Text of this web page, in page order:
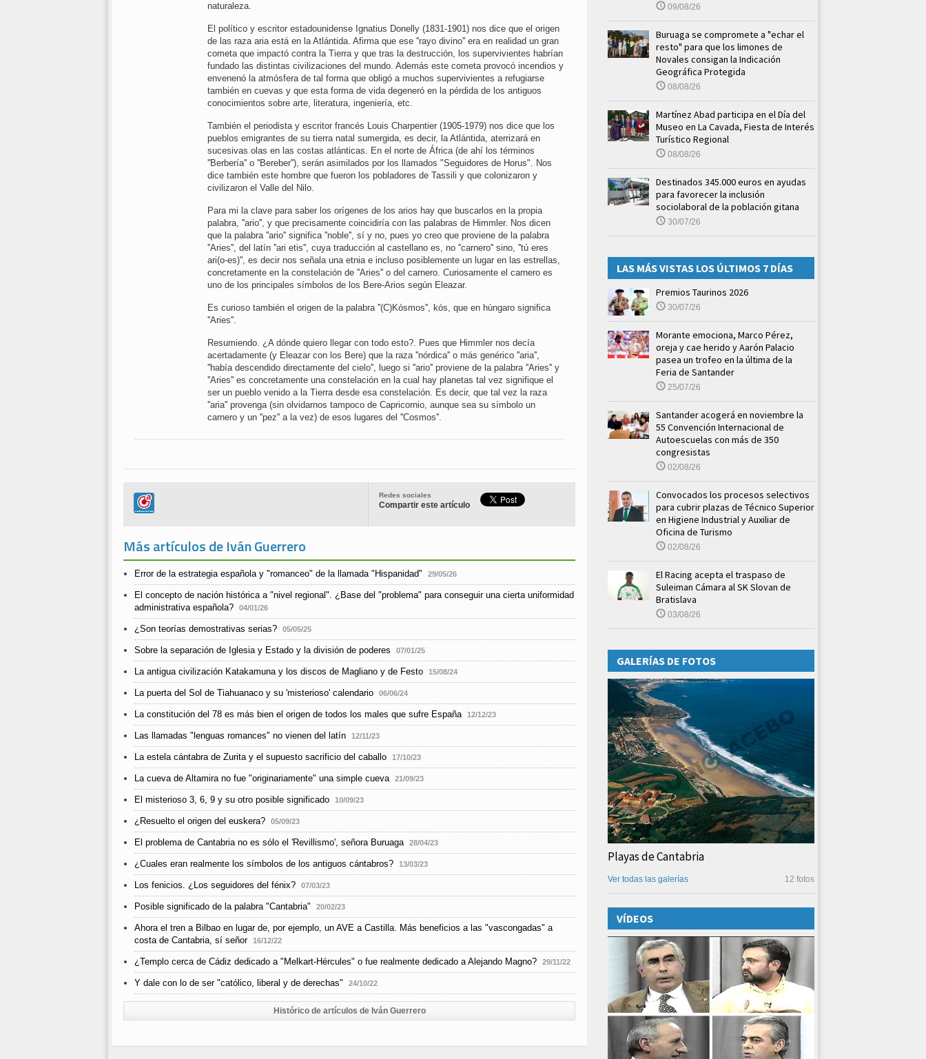
naturaleza.
El político y escritor estadounidense Ignatius Donelly (1831-1901) nos dice que el origen
de las raza aria está en la Atlántida. Afirma que ese ''rayo divino'' era en realidad un gran
cometa que impactó contra la Tierra y que tras la destrucción, los supervivientes habrían
fundado las distintas civilizaciones del mundo. Además este cometa provocó incendios y
envenenó la atmósfera de tal forma que obligó a muchos supervivientes a refugiarse
también en cuevas y que esta forma de vida degeneró en la pérdida de los antiguos
conocimientos sobre arte, literatura, ingeniería, etc.
También el periodista y escritor francés Louis Charpentier (1905-1979) nos dice que los
pueblos emigrantes de su tierra natal sumergida, es decir, la Atlántida, aterrizará en
sucesivas olas en las costas atlánticas. En el norte de África (de ahí los términos
''Berbería'' o ''Bereber''), serán asimilados por los llamados "Seguidores de Horus". Nos
dice también este hombre que fueron los pobladores de Tassili y que colonizaron y
civilizaron el Valle del Nilo.
Para mi la clave para saber los orígenes de los arios hay que buscarlos en la propia
palabra, ''ario'', y que precisamente coincidiría con las palabras de Himmler. Nos dicen
que la palabra ''ario'' significa ''noble'', sí y no, pues yo creo que proviene de la palabra
''Aries'', del latín ''ari etis'', cuya traducción al castellano es, no ''carnero'' sino, ''tú eres
ari(o-es)'', es decir nos señala una etnia e incluso posiblemente un lugar en las estrellas,
concretamente en la constelación de ''Aries'' o del carnero. Curiosamente el carnero es
uno de los principales símbolos de los Bere-Arios según Eleazar.
Es curioso también el origen de la palabra ''(C)Kósmos'', kós, que en húngaro significa
''Aries''.
Resumiendo. ¿A dónde quiero llegar con todo esto?. Pues que Himmler nos decía
acertadamente (y Eleazar con los Bere) que la raza ''nórdica'' o más genérico ''aria'',
''había descendido directamente del cielo'', luego si ''ario'' proviene de la palabra ''Aries'' y
''Aries'' es concretamente una constelación en la cual hay planetas tal vez signifique el
ser un pueblo venido a la Tierra desde esa constelación. Es decir, que tal vez la raza
''aria'' provenga (sin olvidarnos tampoco de Capricornio, aunque sea su símbolo un
carnero y un ''pez'' a la vez) de esos lugares del ''Cosmos''.
Redes sociales
Compartir este artículo
Más artículos de Iván Guerrero
Error de la estrategia española y "romanceo" de la llamada "Hispanidad" 29/05/26
El concepto de nación histórica a "nivel regional". ¿Base del "problema" para conseguir una cierta uniformidad
administrativa española?
04/01/26
¿Son teorías demostrativas serias? 05/05/25
Sobre la separación de Iglesia y Estado y la división de poderes 07/01/25
La antigua civilización Katakamuna y los discos de Magliano y de Festo 15/08/24
La puerta del Sol de Tiahuanaco y su 'misterioso' calendario 06/06/24
La constitución del 78 es más bien el origen de todos los males que sufre España 12/12/23
Las llamadas "lenguas romances" no vienen del latín 12/11/23
La estela cántabra de Zurita y el supuesto sacrificio del caballo 17/10/23
La cueva de Altamira no fue "originariamente" una simple cueva 21/09/23
El misterioso 3, 6, 9 y su otro posible significado 10/09/23
¿Resuelto el origen del euskera? 05/09/23
El problema de Cantabria no es sólo el 'Revillismo', señora Buruaga 28/04/23
¿Cuales eran realmente los símbolos de los antiguos cántabros? 13/03/23
Los fenicios. ¿Los seguidores del fénix? 07/03/23
Posible significado de la palabra "Cantabria" 20/02/23
Ahora el tren a Bilbao en lugar de, por ejemplo, un AVE a Castilla. Más beneficios a las "vascongadas" a
costa de Cantabria, sí señor
16/12/22
¿Templo cerca de Cádiz dedicado a "Melkart-Hércules" o fue realmente dedicado a Alejando Magno? 29/11/22
Y dale con lo de ser "católico, liberal y de derechas" 24/10/22
Histórico de artículos de Iván Guerrero
09/08/26
Buruaga se compromete a "echar el
resto" para que los limones de
Novales consigan la Indicación
Geográfica Protegida
08/08/26
Martínez Abad participa en el Día del
Museo en La Cavada, Fiesta de Interés
Turístico Regional
08/08/26
Destinados 345.000 euros en ayudas
para favorecer la inclusión
sociolaboral de la población gitana
30/07/26
LAS MÁS VISTAS LOS ÚLTIMOS 7 DÍAS
Premios Taurinos 2026
30/07/26
Morante emociona, Marco Pérez,
oreja y cae herido y Aarón Palacio
pasea un trofeo en la última de la
Feria de Santander
25/07/26
Santander acogerá en noviembre la
55 Convención Internacional de
Autoescuelas con más de 350
congresistas
02/08/26
Convocados los procesos selectivos
para cubrir plazas de Técnico Superior
en Higiene Industrial y Auxiliar de
Oficina de Turismo
02/08/26
El Racing acepta el traspaso de
Suleiman Cámara al SK Slovan de
Bratislava
03/08/26
GALERÍAS DE FOTOS
Playas de Cantabria
12 fotos
Ver todas las galerías
VÍDEOS